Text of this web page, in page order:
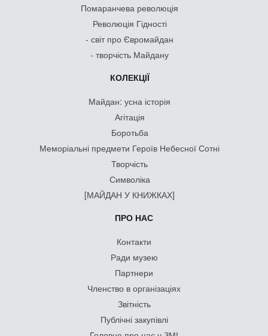
Помаранчева революція
Революція Гідності
- світ про Євромайдан
- творчість Майдану
КОЛЕКЦІЇ
Майдан: усна історія
Агітація
Боротьба
Меморіальні предмети Героїв Небесної Сотні
Творчість
Символіка
[МАЙДАН У КНИЖКАХ]
ПРО НАС
Контакти
Ради музею
Партнери
Членство в організаціях
Звітність
Публічні закупівлі